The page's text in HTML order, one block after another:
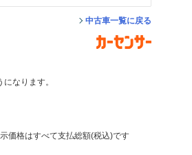
中古車一覧に戻る
なります。
価格はすべて支払総額(税込)です